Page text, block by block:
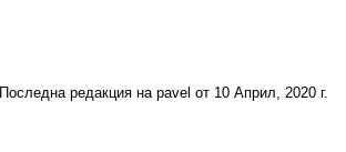
Последна редакция на pavel от 10 Април, 2020 г.